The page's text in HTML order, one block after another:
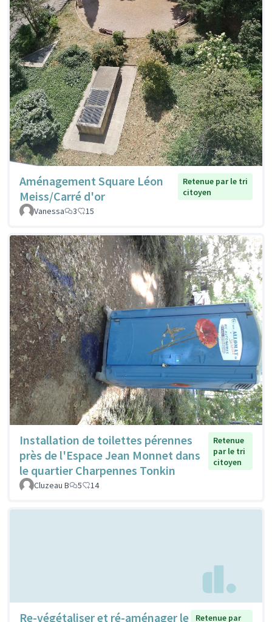
Aménagement Square Léon
Meiss/Carré d'or
Retenue par le tri
citoyen
Vanessa
3 15
Installation de toilettes pérennes
près de l'Espace Jean Monnet dans
le quartier Charpennes Tonkin
Retenue
par le tri
citoyen
Cluzeau B 5 14
Re-végétaliser et ré-aménager le Retenue par